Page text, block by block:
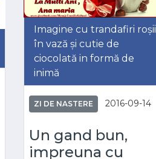
Imagine cu trandafiri roșii
în vază și cutie de
ciocolată in formă de
inimă
ZI DE NASTERE 2016-09-14
Un gand bun,
impreuna cu